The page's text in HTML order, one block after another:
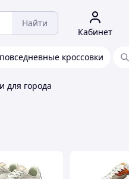
Найти
Кабинет
кроссовки
для города